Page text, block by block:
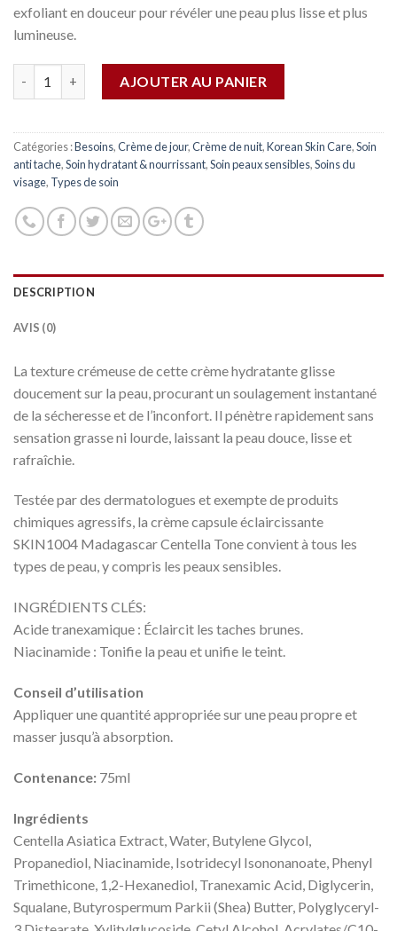
exfoliant en douceur pour révéler une peau plus lisse et plus
lumineuse.
AJOUTER AU PANIER
Catégories :Besoins,Crème de jour,Crème de nuit,Korean Skin Care,Soin
anti tache,Soin hydratant & nourrissant,Soin peaux sensibles,Soins du
visage, Types de soin
DESCRIPTION
AVIS (0)
La texture crémeuse de cette crème hydratante glisse
doucement sur la peau, procurant un soulagement instantané
de la sécheresse et de l’inconfort. Il pénètre rapidement sans
sensation grasse ni lourde, laissant la peau douce, lisse et
rafraîchie.
Testée par des dermatologues et exempte de produits
chimiques agressifs, la crème capsule éclaircissante
SKIN1004 Madagascar Centella Tone convient à tous les
types de peau, y compris les peaux sensibles.
INGRÉDIENTS CLÉS:
Acide tranexamique : Éclaircit les taches brunes.
Niacinamide : Tonifie la peau et unifie le teint.
Conseil d’utilisation
Appliquer une quantité appropriée sur une peau propre et
masser jusqu’à absorption.
Contenance: 75ml
Ingrédients
Centella Asiatica Extract, Water, Butylene Glycol,
Propanediol, Niacinamide, Isotridecyl Isononanoate, Phenyl
Trimethicone, 1,2-Hexanediol, Tranexamic Acid, Diglycerin,
Squalane, Butyrospermum Parkii (Shea) Butter, Polyglyceryl-